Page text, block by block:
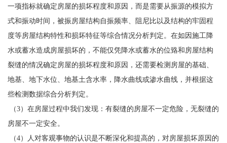
一项指标就确定房屋的损坏程度和原因，而是需要从振源的模拟方
式和振动时间，被振房屋结构自振频率、阻尼比以及结构的牢固程
度等房屋结构特性和损坏特征等综合情况分析判定。在如因施工降
水或蓄水造成房屋损坏的，不能仅凭降水或蓄水的位臵和房屋结构
裂缝的情况确定房屋的损坏程度和原因，还需要检测房屋的基础、
地基、地下水位、地基土含水率，降水曲线或渗水曲线，并根据这
些检测数据综合分析判定。
（3）在房屋过程中我们发现：有裂缝的房屋不一定危险，无裂缝的
房屋不一定安全。
（4）人对客观事物的认识是不断深化和提高的，对房屋损坏原因的